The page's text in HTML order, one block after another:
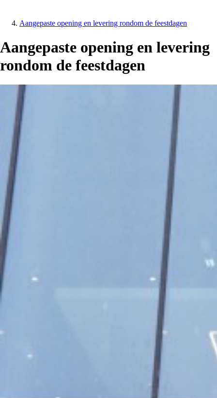
Aangepaste opening en levering rondom de feestdagen
Aangepaste opening en levering
rondom de feestdagen